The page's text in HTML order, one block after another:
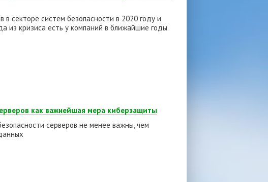
в секторе систем безопасности в 2020 году и
из кризиса есть у компаний в ближайшие годы
как важнейшая мера киберзащиты
серверов не менее важны, чем